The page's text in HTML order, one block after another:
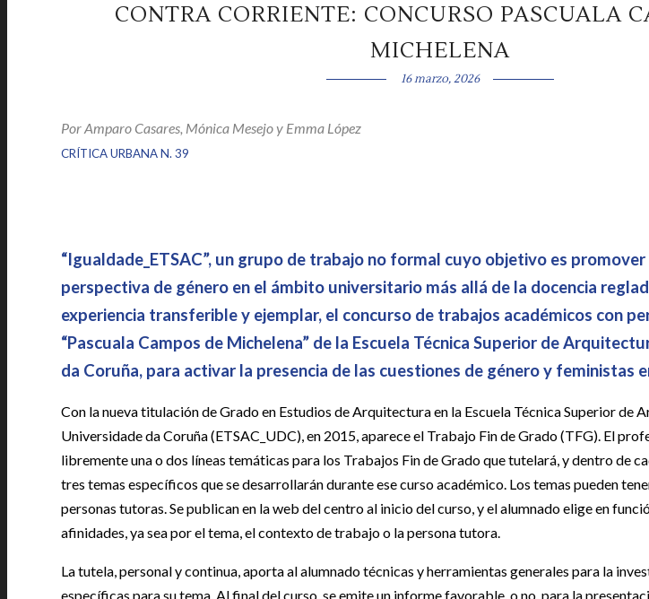
CONTRA CORRIENTE: CONCURSO PASCUALA
MICHELENA
16 marzo, 2026
PorAmparo Casares, Mónica Mesejo y Emma López
CRÍTICA URBANA N. 39
“Igualdade_ETSAC”, un grupo de trabajo no formal cuyo objetivo es
perspectiva de género en el ámbito universitario más allá de la docencia
experiencia transferible y ejemplar, el concurso de trabajos académicos con
“Pascuala Campos de Michelena” de la Escuela Técnica Superior de
da Coruña, para activar la presencia de las cuestiones de género y feministas
Con la nueva titulación de Grado en Estudios de Arquitectura en la Escuela Técnica Superior de
Universidade da Coruña (ETSAC_UDC), en 2015, aparece el Trabajo Fin de Grado (TFG). El
libremente una o dos líneas temáticas para los Trabajos Fin de Grado que tutelará, y dentro de
tres temas específicos que se desarrollarán durante ese curso académico. Los temas pueden
personas tutoras. Se publican en la web del centro al inicio del curso, y el alumnado elige en
afinidades, ya sea por el tema, el contexto de trabajo o la persona tutora.
La tutela, personal y continua, aporta al alumnado técnicas y herramientas generales para la
específicas para su tema. Al final del curso, se emite un informe favorable, o no, para la